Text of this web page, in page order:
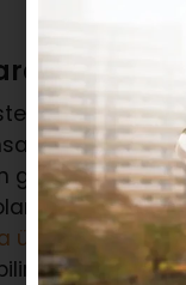
TTB
firmalar, şirket
geçerliliğini
şirketler için
ücretleri, UTTS